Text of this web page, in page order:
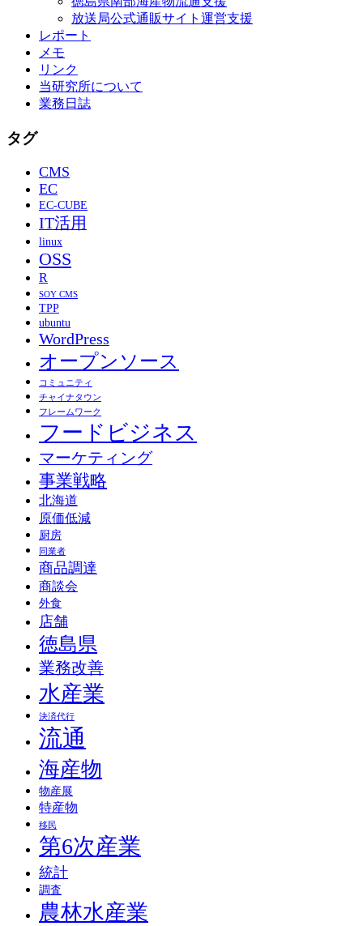
放送局公式通販サイト運営支援
レポート
メモ
リンク
当研究所について
業務日誌
タグ
CMS
EC
EC-CUBE
IT活用
linux
OSS
R
SOY CMS
TPP
ubuntu
WordPress
オープンソース
コミュニティ
チャイナタウン
フレームワーク
フードビジネス
マーケティング
事業戦略
北海道
原価低減
厨房
同業者
商品調達
商談会
外食
店舗
徳島県
業務改善
水産業
決済代行
流通
海産物
物産展
特産物
移民
第6次産業
統計
調査
農林水産業